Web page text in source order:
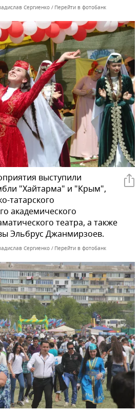
Сергиенко Перейти в фотобанк
выступили
"Хайтарма" и "Крым",
татарского
академического
театра, а также
Эльбрус Джанмирзоев.
Сергиенко Перейти в фотобанк